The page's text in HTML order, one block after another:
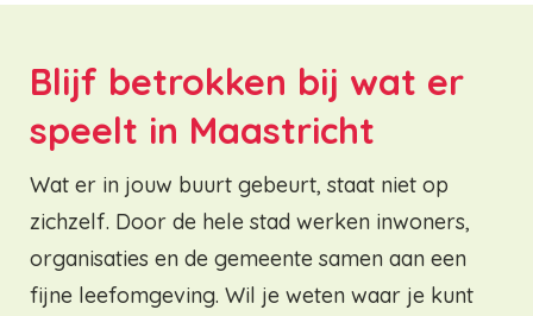
Blijf betrokken bij wat er
speelt in Maastricht
Wat er in jouw buurt gebeurt, staat niet op
zichzelf. Door de hele stad werken inwoners,
organisaties en de gemeente samen aan een
fijne leefomgeving. Wil je weten waar je kunt